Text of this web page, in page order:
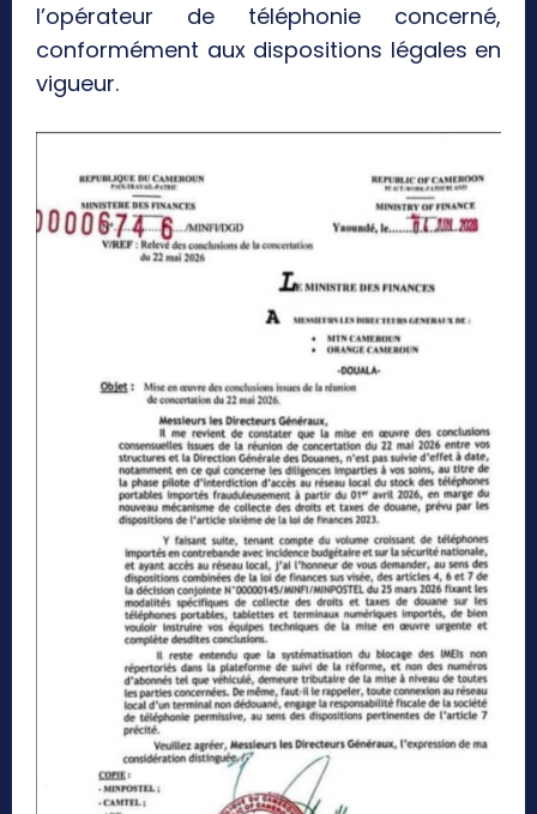
l’opérateur de téléphonie concerné,
conformément aux dispositions légales en
vigueur.